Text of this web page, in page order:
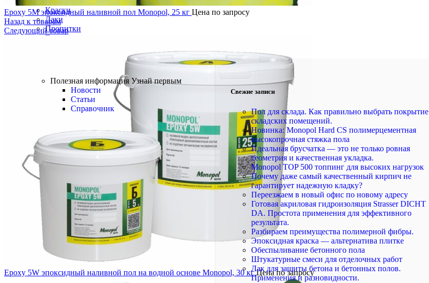
Краски
Лаки
Пропитки
Грунтовки
Полезная информация Узнай первым
Новости
Статьи
Справочник
Свежие записи
Пол для склада. Как правильно выбрать покрытие
складских помещений.
Новинка: Monopol Hard CS полимерцементная
высокопрочная стяжка пола
Идеальная брусчатка — это не только ровная
геометрия и качественная укладка.
Monopol TOP 500 топпинг для высоких нагрузок
Почему даже самый качественный кирпич не
гарантирует надежную кладку?
Переезжаем в новый офис по новому адресу
Готовая акриловая гидроизоляция Strasser DICHT
DA. Простота применения для эффективного
результата.
Разбираем преимущества полимерной фибры.
Эпоксидная краска — альтернатива плитке
Обеспыливание бетонного пола
Штукатурные смеси для отделочных работ
Лак для защиты бетона и бетонных полов.
Применения и разновидности.
Epoxy 5M эпоксидный наливной пол Monopol, 25 кг Цена по запросу
Назад к товарам
Следующий товар
Epoxy 5W эпоксидный наливной пол на водной основе Monopol, 30 кгЦена по запросу